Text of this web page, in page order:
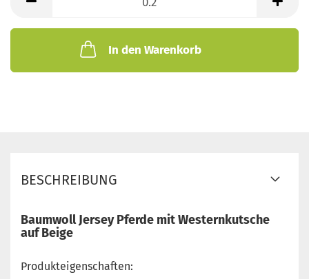
Meter
In den Warenkorb
BESCHREIBUNG
Baumwoll Jersey Pferde mit Westernkutsche
auf Beige
Produkteigenschaften: